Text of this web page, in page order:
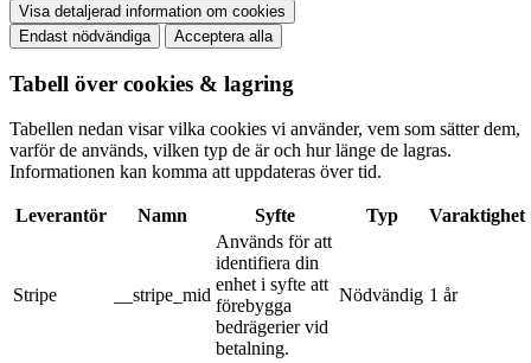
Visa detaljerad information om cookies
Endast nödvändiga
Acceptera alla
Tabell över cookies & lagring
Tabellen nedan visar vilka cookies vi använder, vem som sätter dem,
varför de används, vilken typ de är och hur länge de lagras.
Informationen kan komma att uppdateras över tid.
Leverantör Namn Syfte Typ Varaktighet
Stripe __stripe_mid
Används för att
identifiera din
enhet i syfte att
förebygga
bedrägerier vid
betalning.
Nödvändig 1 år